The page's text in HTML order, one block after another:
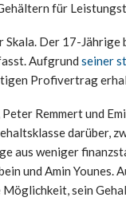
für
Der 17-Jährige
Aufgrund seiner
Profivertrag
Remmert und
darüber,
aus weniger
und Amin Younes.
sein